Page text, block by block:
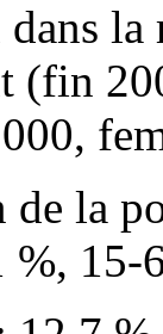
(fin
de la
%, 15-